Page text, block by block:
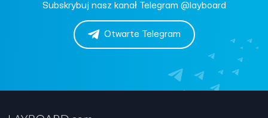
Subskrybuj nasz kanał Telegram @layboard
Otwarte Telegram